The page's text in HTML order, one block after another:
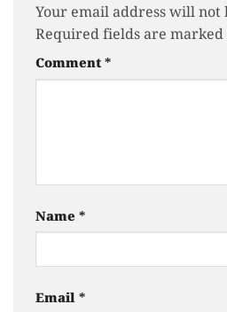
Your email address will not
Required fields are marked
Comment*
Name *
Email*